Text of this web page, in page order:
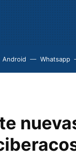
Android Whatsapp